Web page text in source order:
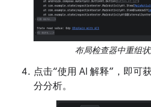
布局检查器中重组
点击“使用 AI 解释”，即可
分分析。